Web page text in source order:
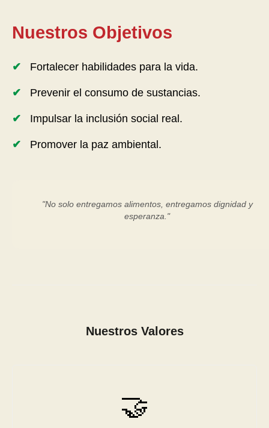
Nuestros Objetivos
Fortalecer habilidades para la vida.
Prevenir el consumo de sustancias.
Impulsar la inclusión social real.
Promover la paz ambiental.
"No solo entregamos alimentos, entregamos dignidad y
esperanza."
Nuestros Valores
🤝